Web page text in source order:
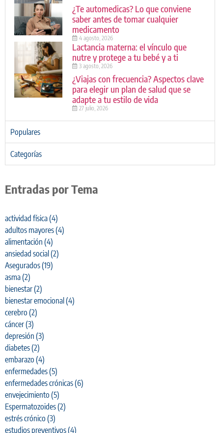
¿Te automedicas? Lo que conviene
saber antes de tomar cualquier
medicamento
4 agosto, 2026
Lactancia materna: el vínculo que
nutre y protege a tu bebé y a ti
3 agosto, 2026
¿Viajas con frecuencia? Aspectos clave
para elegir un plan de salud que se
adapte a tu estilo de vida
27 julio, 2026
Populares
Categorías
Entradas por Tema
actividad física(4)
adultos mayores(4)
alimentación (4)
ansiedad social (2)
Asegurados(19)
asma(2)
bienestar(2)
bienestar emocional (4)
cerebro (2)
cáncer(3)
depresión (3)
diabetes(2)
embarazo (4)
enfermedades(5)
enfermedades crónicas(6)
envejecimiento (5)
Espermatozoides(2)
estrés crónico (3)
estudios preventivos(4)